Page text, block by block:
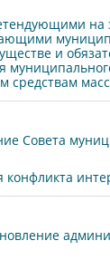
на
и
средствам
Совета
конфликта